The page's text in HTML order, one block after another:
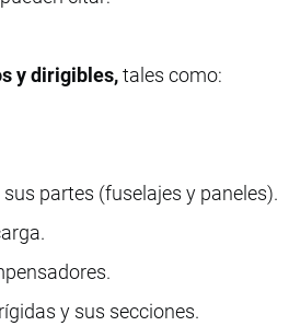
y dirigibles,tales como:
partes (fuselajes y paneles).
y sus secciones.